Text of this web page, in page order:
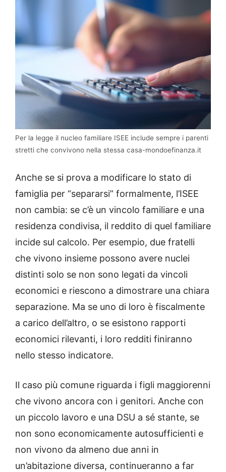
Per la legge il nucleo familiare ISEE include sempre i parenti
stretti che convivono nella stessa casa-mondoefinanza.it
Anche se si prova a modificare lo stato di
famiglia per “separarsi” formalmente, l’ISEE
non cambia: se c’è un vincolo familiare e una
residenza condivisa, il reddito di quel familiare
incide sul calcolo. Per esempio, due fratelli
che vivono insieme possono avere nuclei
distinti solo se non sono legati da vincoli
economici e riescono a dimostrare una chiara
separazione. Ma se uno di loro è fiscalmente
a carico dell’altro, o se esistono rapporti
economici rilevanti, i loro redditi finiranno
nello stesso indicatore.
Il caso più comune riguarda i figli maggiorenni
che vivono ancora con i genitori. Anche con
un piccolo lavoro e una DSU a sé stante, se
non sono economicamente autosufficienti e
non vivono da almeno due anni in
un’abitazione diversa, continueranno a far